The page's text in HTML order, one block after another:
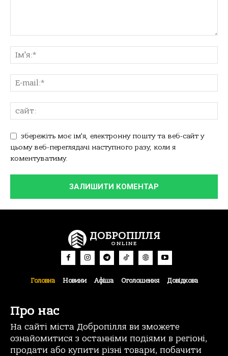
збережіть моє ім'я, електронну пошту та веб-сайт у
цьому веб-переглядачі наступного разу, коли я
коментуватиму.
ДОБРОПІЛЛЯ
ONLINE
Головна Новини Афіша Оголошення Довідкова
Про нас
На сайті міста Добропілля ви зможете
ознайомитися з останніми подіями в регіоні,
продати або купити різні товари, побачити